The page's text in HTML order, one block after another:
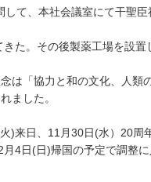
て、本社会議室にて干聖
た。その後製薬工場を設置
は「協力と和の文化、人類
ました。
)来日、11月30日(水）20周
4日(日)帰国の予定で調整